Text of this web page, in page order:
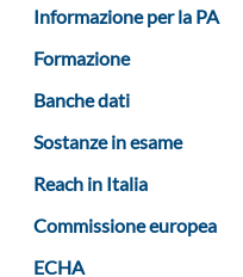
Informazione per la PA
Formazione
Banche dati
Sostanze in esame
Reach in Italia
Commissione europea
ECHA